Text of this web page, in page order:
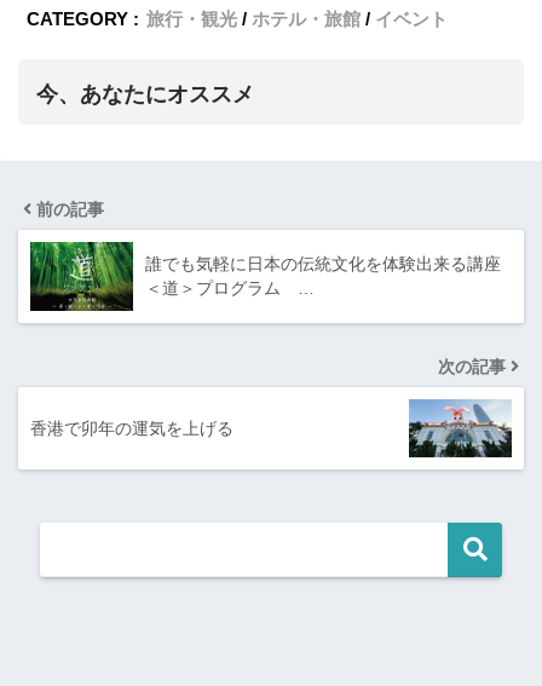
CATEGORY : 旅行・観光 ホテル・旅館 イベント
今、あなたにオススメ
前の記事
誰でも気軽に日本の伝統文化を体験出来る講座
＜道＞プログラム …
次の記事
香港で卯年の運気を上げる